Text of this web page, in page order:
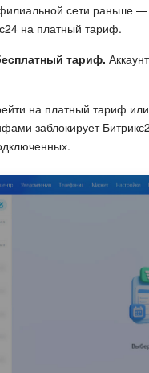
сети раньше
на платный тариф.
тариф.
на платный тариф или
заблокирует